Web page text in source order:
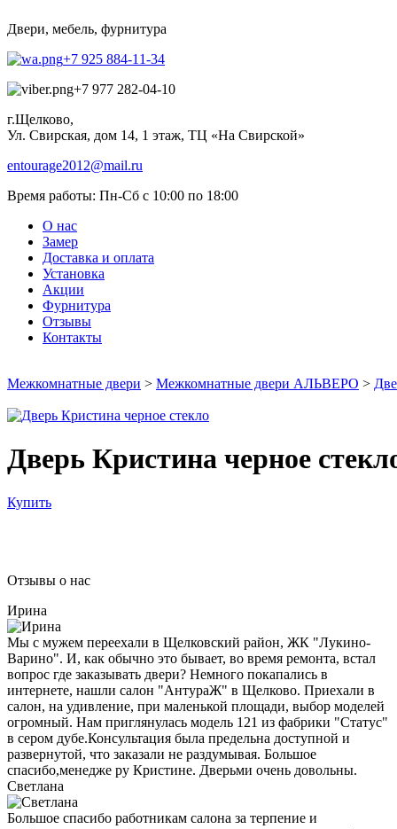
Двери, мебель, фурнитура
+7 925 884-11-34
+7 977 282-04-10
г.Щелково,
Ул. Свирская, дом 14, 1 этаж, ТЦ «На Свирской»
entourage2012@mail.ru
Время работы: Пн-Сб с 10:00 по 18:00
О нас
Замер
Доставка и оплата
Установка
Акции
Фурнитура
Отзывы
Контакты
Межкомнатные двери > Межкомнатные двери АЛЬВЕРО >
Дверь Кристина черное
Купить
Отзывы о нас
Ирина
Мы с мужем переехали в Щелковский район, ЖК "Лукино-
Варино". И, как обычно это бывает, во время ремонта, встал
вопрос где заказывать двери? Немного покапались в
интернете, нашли салон "АнтураЖ" в Щелково. Приехали в
салон, на удивление, при маленькой площади, выбор моделей
огромный. Нам приглянулась модель 121 из фабрики "Статус"
в сером дубе.Консультация была предельна доступной и
развернутой, что заказали не раздумывая. Большое
спасибо,менедже ру Кристине. Дверьми очень довольны.
Светлана
Большое спасибо работникам салона за терпение и